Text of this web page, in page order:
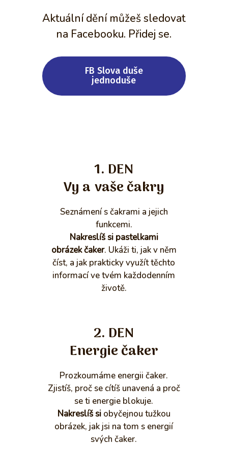
Aktuální dění můžeš sledovat
na Facebooku. Přidej se.
FB Slova duše
jednoduše
1. DEN
Vy a vaše čakry
Seznámení s čakrami a jejich
funkcemi.
Nakreslíš si pastelkami
obrázek čaker. Ukáži ti, jak v něm
číst, a jak prakticky využít těchto
informací ve tvém každodenním
životě.
2. DEN
Energie čaker
Prozkoumáme energii čaker.
Zjistíš, proč se cítíš unavená a proč
se ti energie blokuje.
Nakreslíš siobyčejnou tužkou
obrázek, jak jsi na tom s energií
svých čaker.